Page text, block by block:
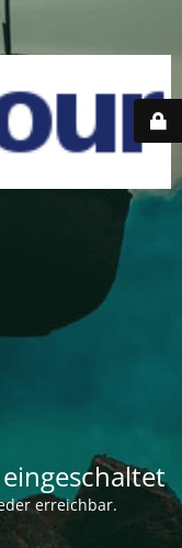
erreichbar.